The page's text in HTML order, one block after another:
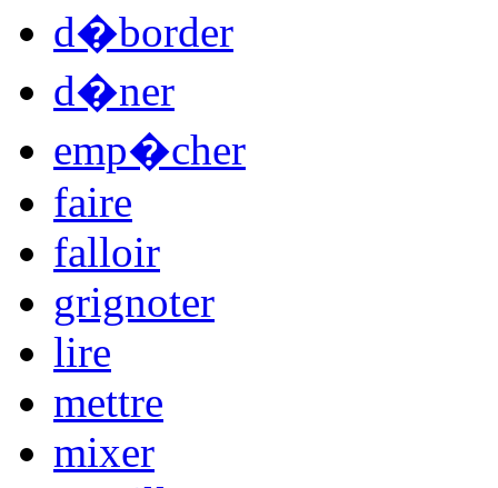
d�border
d�ner
emp�cher
faire
falloir
grignoter
lire
mettre
mixer